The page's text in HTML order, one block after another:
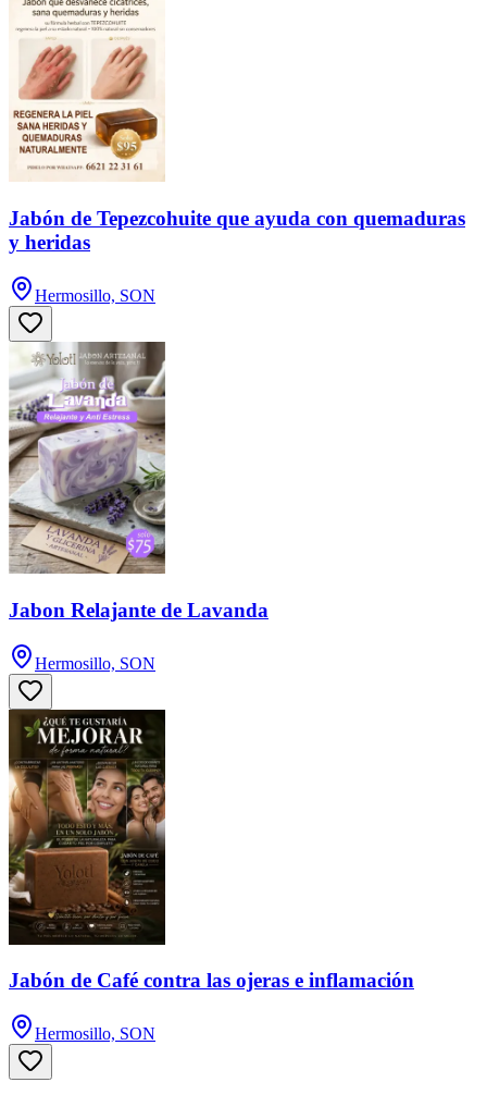
Jabón de Tepezcohuite que ayuda con quemaduras
y heridas
Hermosillo, SON
Jabon Relajante de Lavanda
Hermosillo, SON
Jabón de Café contra las ojeras e inflamación
Hermosillo, SON